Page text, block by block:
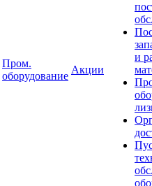
Пром.
оборудование
Акции
и